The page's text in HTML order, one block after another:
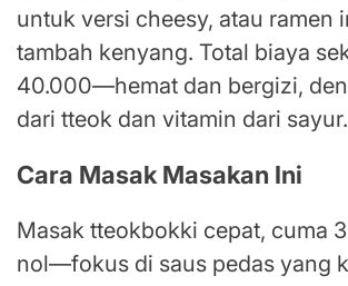
untuk versi cheesy, atau ramen
tambah kenyang. Total biaya
40.000—hemat dan bergizi,
dari tteok dan vitamin dari sayur.
Cara Masak Masakan Ini
Masak tteokbokki cepat, cuma
nol—fokus di saus pedas yang